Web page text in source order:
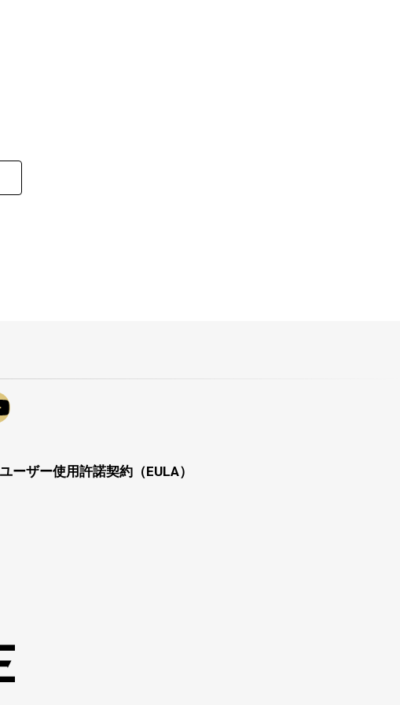
ーザー使用許諾契約（EULA）